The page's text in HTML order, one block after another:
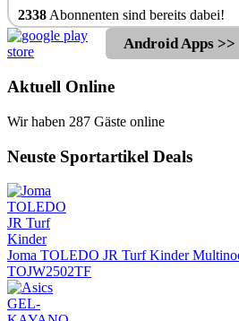
2338Abonnenten sind bereits dabei!
Android Apps >>
Aktuell Online
Wir haben 287 Gäste online
Neuste Sportartikel Deals
Joma TOLEDO JR Turf Kinder
TOJW2502TF